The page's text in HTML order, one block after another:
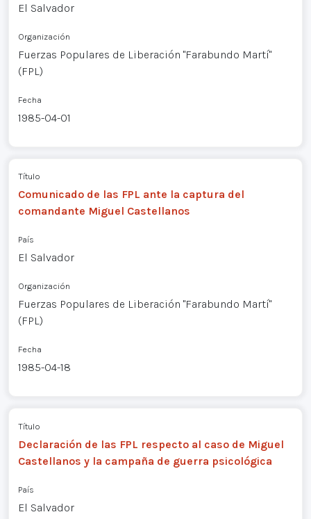
El Salvador
Organización
Fuerzas Populares de Liberación "Farabundo Martí"
(FPL)
Fecha
1985-04-01
Título
Comunicado de las FPL ante la captura del
comandante Miguel Castellanos
País
El Salvador
Organización
Fuerzas Populares de Liberación "Farabundo Martí"
(FPL)
Fecha
1985-04-18
Título
Declaración de las FPL respecto al caso de Miguel
Castellanos y la campaña de guerra psicológica
País
El Salvador